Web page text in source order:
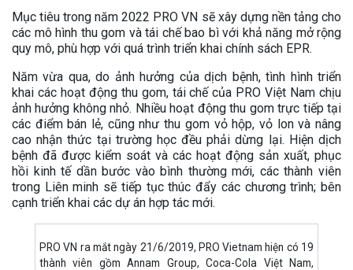
Mục tiêu trong năm 2022 PRO VN sẽ xây dựng nền tảng cho
các mô hình thu gom và tái chế bao bì với khả năng mở rộng
quy mô, phù hợp với quá trình triển khai chính sách EPR.
Năm vừa qua, do ảnh hưởng của dịch bệnh, tình hình triển
khai các hoạt động thu gom, tái chế của PRO Việt Nam chịu
ảnh hưởng không nhỏ. Nhiều hoạt động thu gom trực tiếp tại
các điểm bán lẻ, cũng như thu gom vỏ hộp, vỏ lon và nâng
cao nhận thức tại trường học đều phải dừng lại. Hiện dịch
bệnh đã được kiểm soát và các hoạt động sản xuất, phục
hồi kinh tế dần bước vào bình thường mới, các thành viên
trong Liên minh sẽ tiếp tục thúc đẩy các chương trình; bên
cạnh triển khai các dự án hợp tác mới.
PRO VN ra mắt ngày 21/6/2019, PRO Vietnam hiện có 19
thành viên gồm Annam Group, Coca-Cola Việt Nam,